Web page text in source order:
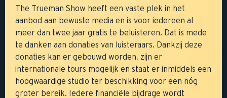
The Trueman Show heeft een vaste plek in het
aanbod aan bewuste media en is voor iedereen al
meer dan twee jaar gratis te beluisteren. Dat is mede
te danken aan donaties van luisteraars. Dankzij deze
donaties kan er gebouwd worden, zijn er
internationale tours mogelijk en staat er inmiddels een
hoogwaardige studio ter beschikking voor een nóg
groter bereik. Iedere financiële bijdrage wordt